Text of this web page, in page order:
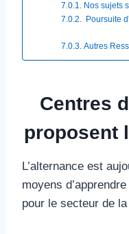
Nos sujets
Poursuite
Autres
Centres
proposent
L’alternance est
moyens
pour le secteur de